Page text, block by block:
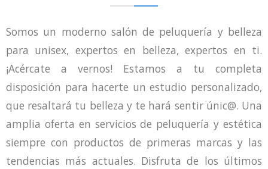
Somos un moderno salón de peluquería y belleza
para unisex, expertos en belleza, expertos en ti.
¡Acércate a vernos! Estamos a tu completa
disposición para hacerte un estudio personalizado,
que resaltará tu belleza y te hará sentir únic@. Una
amplia oferta en servicios de peluquería y estética
siempre con productos de primeras marcas y las
tendencias más actuales. Disfruta de los últimos